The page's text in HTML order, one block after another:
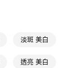
至「AFTEE先享後付」
帳。
結，可透過四大超商／
需要取消訂單，請聯絡
淡斑 美白
透亮 美白